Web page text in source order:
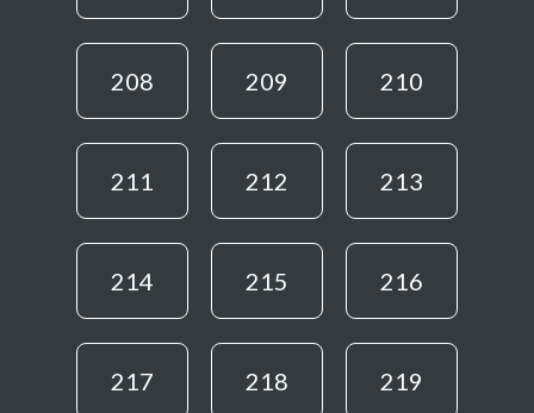
208 209 210
211 212 213
214 215 216
217 218 219